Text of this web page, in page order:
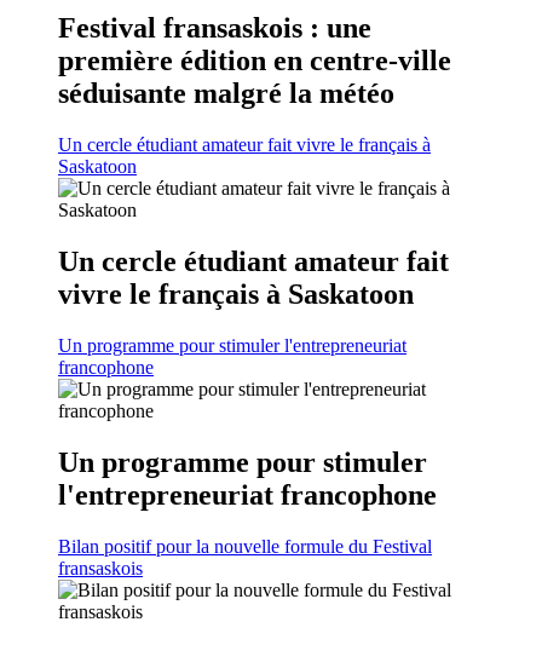
Festival fransaskois : une
première édition en centre-ville
séduisante malgré la météo
Un cercle étudiant amateur fait vivre le français à
Saskatoon
Un cercle étudiant amateur fait
vivre le français à Saskatoon
Un programme pour stimuler l'entrepreneuriat
francophone
Un programme pour stimuler
l'entrepreneuriat francophone
Bilan positif pour la nouvelle formule du Festival
fransaskois